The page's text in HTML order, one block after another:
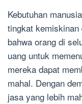
Kebutuhan
tingkat
bahwa orang di
uang untuk
mereka dapat
mahal. Dengan
jasa yang lebih